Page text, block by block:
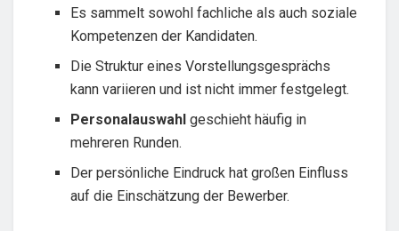
Es sammelt sowohl fachliche als auch soziale
Kompetenzen der Kandidaten.
Die Struktur eines Vorstellungsgesprächs
kann variieren und ist nicht immer festgelegt.
Personalauswahl geschieht häufig in
mehreren Runden.
Der persönliche Eindruck hat großen Einfluss
auf die Einschätzung der Bewerber.